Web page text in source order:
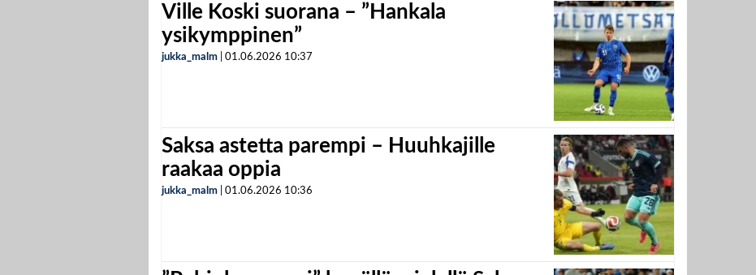
Ville Koski suorana – ”Hankala
ysikymppinen”
jukka_malm 01.06.2026 10:37
Saksa astetta parempi – Huuhkajille
raakaa oppia
jukka_malm 01.06.2026 10:36